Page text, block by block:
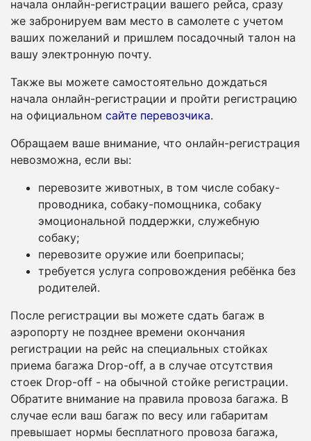
начала онлайн-регистрации вашего рейса, сразу
же забронируем вам место в самолете с учетом
ваших пожеланий и пришлем посадочный талон на
вашу электронную почту.
Также вы можете самостоятельно дождаться
начала онлайн-регистрации и пройти регистрацию
на официальном сайте перевозчика.
Обращаем ваше внимание, что онлайн-регистрация
невозможна, если вы:
перевозите животных, в том числе собаку-
проводника, собаку-помощника, собаку
эмоциональной поддержки, служебную
собаку;
перевозите оружие или боеприпасы;
требуется услуга сопровождения ребёнка без
родителей.
После регистрации вы можете сдать багаж в
аэропорту не позднее времени окончания
регистрации на рейс на специальных стойках
приема багажа Drop-off, а в случае отсутствия
стоек Drop-off - на обычной стойке регистрации.
Обратите внимание на правила провоза багажа. В
случае если ваш багаж по весу или габаритам
превышает нормы бесплатного провоза багажа,